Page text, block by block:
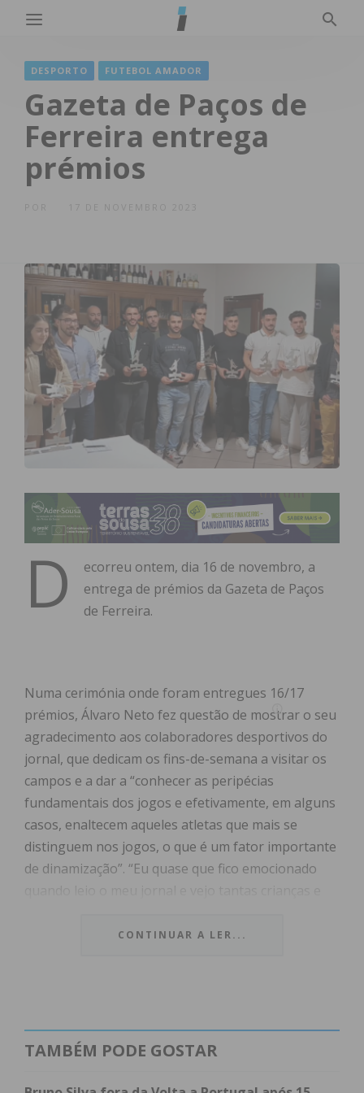
DESPORTO FUTEBOL AMADOR
Gazeta de Paços de
Ferreira entrega
prémios
17 DE NOVEMBRO 2023
D
ecorreu ontem, dia 16 de novembro, a
entrega de prémios da Gazeta de Paços
de Ferreira.
Numa cerimónia onde foram entregues 16/17
prémios, Álvaro Neto fez questão de mostrar o seu
agradecimento aos colaboradores desportivos do
jornal, que dedicam os fins-de-semana a visitar os
campos e a dar a “conhecer as peripécias
fundamentais dos jogos e efetivamente, em alguns
casos, enaltecem aqueles atletas que mais se
distinguem nos jogos, o que é um fator importante
de dinamização”. “Eu quase que fico emocionado
aqui há uns anos eramos enxovalhados aqui pelos
(Melhor Marcador do Paços de Ferreira); Tiago
CONTINUAR A LER...
TAMBÉM PODE GOSTAR